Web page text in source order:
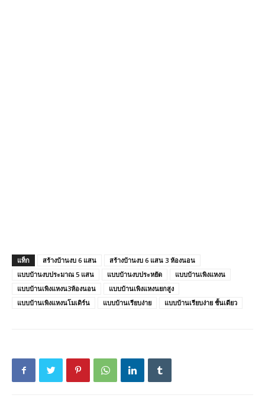
แท็ก สร้างบ้านงบ 6 แสน
สร้างบ้านงบ 6 แสน 3 ห้องนอน
แบบบ้านงบประมาณ 5 แสน
แบบบ้านงบประหยัด
แบบบ้านเพิงแหงน
แบบบ้านเพิงแหงน3ห้องนอน
แบบบ้านเพิงแหงนยกสูง
แบบบ้านเพิงแหงนโมเดิร์น
แบบบ้านเรียบง่าย แบบบ้านเรียบง่าย ชั้นเดียว